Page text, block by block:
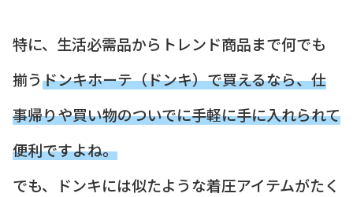
特に、生活必需品からトレンド商品まで何でも
揃うドンキホーテ（ドンキ）で買えるなら、仕
事帰りや買い物のついでに手軽に手に入れられて
便利ですよね。
でも、ドンキには似たような着圧アイテムがたく